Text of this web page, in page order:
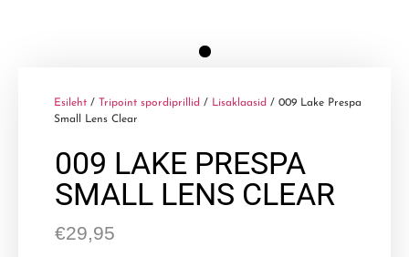
Esileht / Tripoint spordiprillid / Lisaklaasid / 009 Lake Prespa
Small Lens Clear
009 LAKE PRESPA
SMALL LENS CLEAR
€29,95